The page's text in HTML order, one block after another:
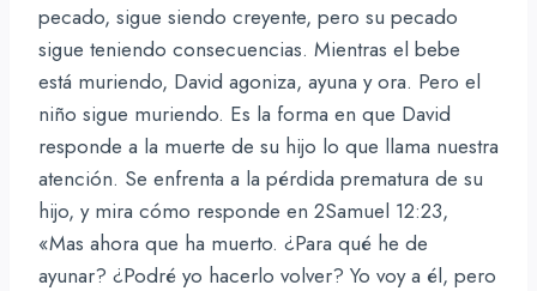
pecado, sigue siendo creyente, pero su pecado
sigue teniendo consecuencias. Mientras el bebe
está muriendo, David agoniza, ayuna y ora. Pero el
niño sigue muriendo. Es la forma en que David
responde a la muerte de su hijo lo que llama nuestra
atención. Se enfrenta a la pérdida prematura de su
hijo, y mira cómo responde en 2Samuel 12:23,
«Mas ahora que ha muerto. ¿Para qué he de
ayunar? ¿Podré yo hacerlo volver? Yo voy a él, pero